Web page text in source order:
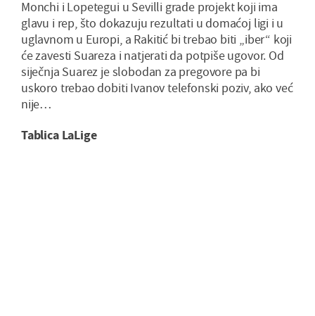
Monchi i Lopetegui u Sevilli grade projekt koji ima
glavu i rep, što dokazuju rezultati u domaćoj ligi i u
uglavnom u Europi, a Rakitić bi trebao biti „iber“ koji
će zavesti Suareza i natjerati da potpiše ugovor. Od
siječnja Suarez je slobodan za pregovore pa bi
uskoro trebao dobiti Ivanov telefonski poziv, ako već
nije…
Tablica LaLige